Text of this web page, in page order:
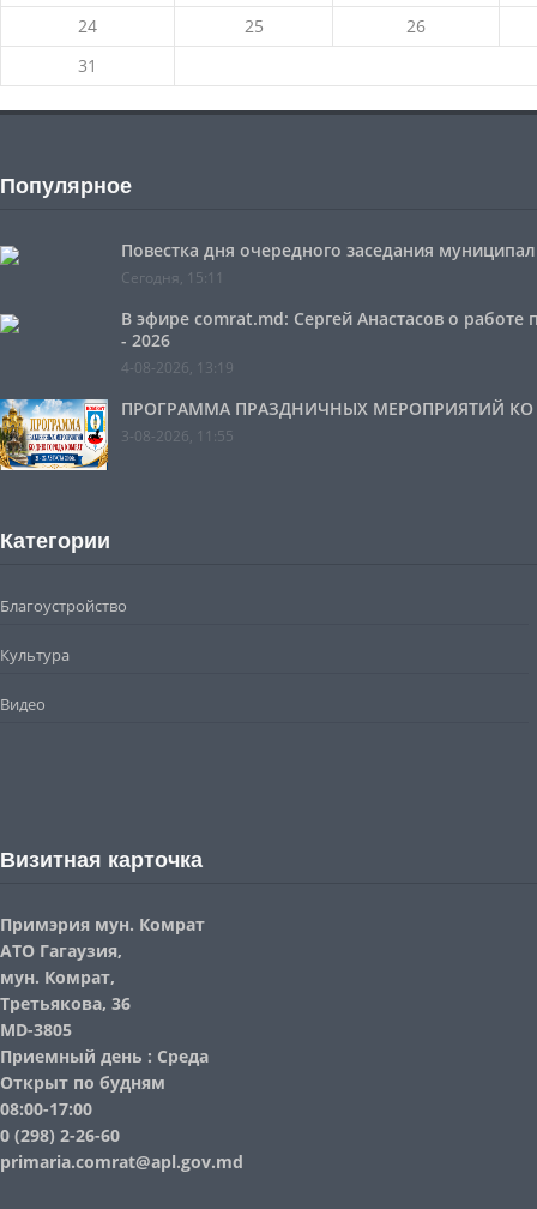
24
25
26
31
Популярное
Повестка дня очередного заседания
Сегодня, 15:11
В эфире comrat.md: Сергей Анастасов о
- 2026
4-08-2026, 13:19
ПРОГРАММА ПРАЗДНИЧНЫХ МЕРОПРИЯТИЙ КО
3-08-2026, 11:55
Категории
Благоустройство
Культура
Видео
Визитная карточка
Примэрия мун. Комрат
АТО Гагаузия,
мун. Комрат,
Третьякова, 36
MD-3805
Приемный день : Среда
Открыт по будням
08:00-17:00
0 (298) 2-26-60
primaria.comrat@apl.gov.md